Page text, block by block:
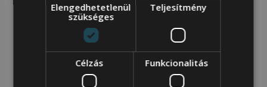
66149132
Zellia hátizsák
Kapcsolódó termékek
Elengedhetetlenül
szükséges
Teljesítmény
Célzás Funkcionalitás